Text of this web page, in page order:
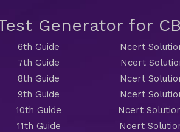
Generator for
6th Guide
7th Guide
8th Guide
9th Guide
10th Guide
11th Guide
Ncert
Ncert
Ncert
Ncert
Ncert
Ncert